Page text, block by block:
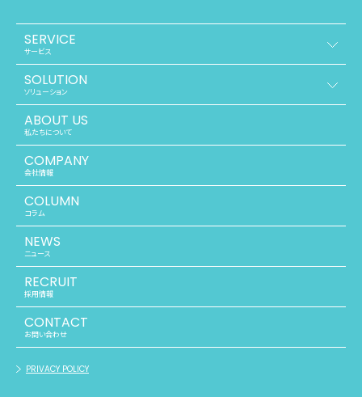
SERVICE
サービス
SOLUTION
ソリューション
ABOUT US
私たちについて
COMPANY
会社情報
COLUMN
コラム
NEWS
ニュース
RECRUIT
採用情報
CONTACT
お問い合わせ
PRIVACY POLICY